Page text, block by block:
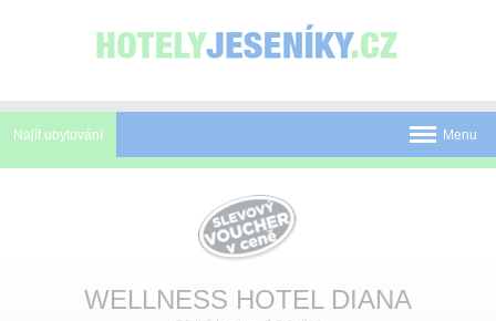
Najít ubytování Menu
WELLNESS HOTEL DIANA